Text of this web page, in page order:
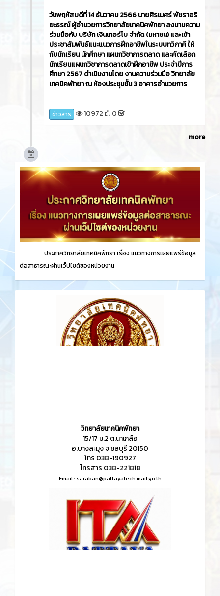
วันพฤหัสบดีที่ 14 ธันวาคม 2566​ นายศิรเมศร์ พัชราอริ
ยะธรณ์ ผู้อำนวยการวิทยาลัยเทคนิคพัทยา ลงนามความ
ร่วมมือกับ บริษัท เงินเทอร์โบ จำกัด (มหาชน) และเข้า
ประชาสัมพันธ์แนะแนวการฝึกอาชีพในระบบทวิภาคี ให้
กับนักเรียน นักศึกษา แผนกวิชาการตลาด และคัดเลือก
นักเรียนแผนกวิชาการตลาดเข้าฝึกอาชีพ ประจำปีการ
ศึกษา 2567 ดำเนินงานโดย งานความร่วมมือ วิทยาลัย
เทคนิคพัทยา ณ ห้องประชุมชั้น 3 อาคารอำนวยการ
ข่าวสาร 10972 0
more
ประกาศวิทยาลัยเทคนิคพัทยา เรื่อง แนวทางการเผยแพร่ข้อมูล
ต่อสาธารณะผ่านเว็ปไซต์ของหน่วยงาน
วิทยาลัยเทคนิคพัทยา
15/17 ม.2 ต.นาเกลือ
อ.บางละมุง จ.ชลบุรี 20150
โทร 038-190927
โทรสาร 038-221818
Email : saraban@pattayatech.mail.go.th